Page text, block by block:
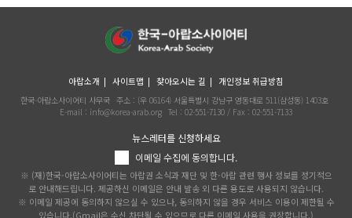
아랍소개 사이트맵 찾아오시는 길 개인정보 취급방침
한국-아랍소사이어티 사무국 주소 : (우 06164) 서울특별시 강남구 영동대로 511(삼성동) 1403호
E-mail : info@korea-arab.org Tel : 02-551-7130 / Fax : 02-551-7133
뉴스레터를 신청하세요
이메일 수집에 동의합니다.
※ (재)한국-아랍소사이어티는 아랍권 소식과 재단 및 한-아랍 관련 행사 정보를 정기적으
로 안내해드립니다. 제공하신 이메일은 안내 발송 외 다른 용도로 사용되지 않습니다.
※ 이메일 제공에 동의하지 않으실 수 있으나, 동의하지 않을 경우 서비스 이용이 제한될 수
있습니다.(Gmail은 수신 차단될 수 있으므로 다른 이메일 사용을 권장합니다.)